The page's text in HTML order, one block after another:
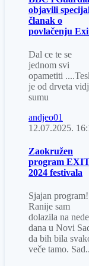
objavili
članak o
povlačenju
Dal ce te se
jednom svi
opametiti
je od drveta
sumu
andjeo01
12.07.2025.
Zaokružen
program
2024 festivala
Sjajan program!
Ranije sam
dolazila na
dana u Novi
da bih bila
veče tamo.